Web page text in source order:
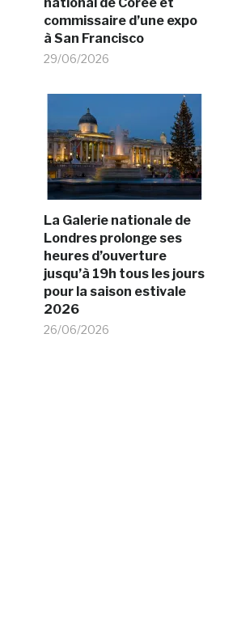
commissaire d’une expo
à San Francisco
29/06/2026
La Galerie nationale de
Londres prolonge ses
heures d’ouverture
jusqu’à 19h tous les jours
pour la saison estivale
2026
26/06/2026